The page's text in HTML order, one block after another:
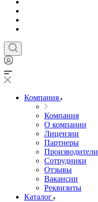
Компания
Компания
О компании
Лицензии
Партнеры
Производители
Сотрудники
Отзывы
Вакансии
Реквизиты
Каталог